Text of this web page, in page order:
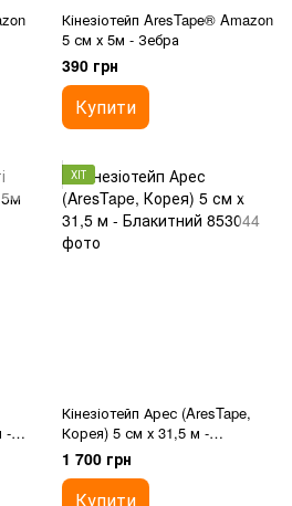
Кінезіотейп AresTape® Amazon
5 см х 5м - Зебра
390 грн
Купити
-
ХІТ
Кінезіотейп Арес (AresTape,
Корея) 5 см х 31,5 м -
Блакитний
1 700 грн
Купити